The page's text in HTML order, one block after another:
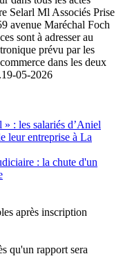
Selarl Ml Associés Prise
avenue Maréchal Foch
sont à adresser au
prévu par les
dans les deux
19-05-2026
» : les salariés d’Aniel
leur entreprise à La
: la chute d'un
après inscription
qu'un rapport sera